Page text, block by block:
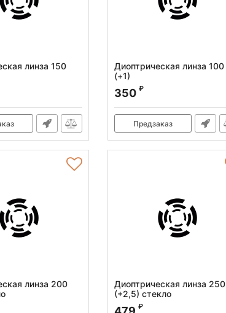
линза 150
Диоптрическая линза 100
(+1)
Артикул:
350 ₽
Предзаказ
линза 200
Диоптрическая линза 250
(+2,5) стекло
Артикул:
₽